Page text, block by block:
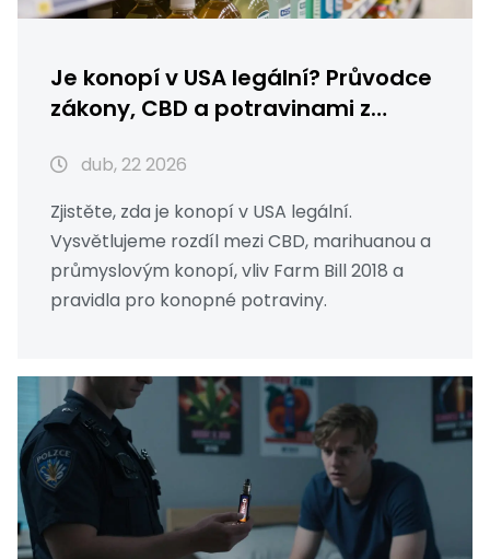
Je konopí v USA legální? Průvodce
zákony, CBD a potravinami z
dub, 22 2026
Zjistěte, zda je konopí v USA legální.
Vysvětlujeme rozdíl mezi CBD, marihuanou a
průmyslovým konopí, vliv Farm Bill 2018 a
pravidla pro konopné potraviny.